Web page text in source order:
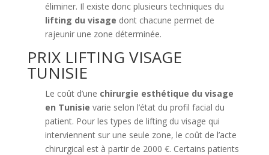
éliminer. Il existe donc plusieurs techniques du
lifting du visage dont chacune permet de
rajeunir une zone déterminée.
PRIX LIFTING VISAGE
TUNISIE
Le coût d’une chirurgie esthétique du visage
en Tunisie varie selon l’état du profil facial du
patient. Pour les types de lifting du visage qui
interviennent sur une seule zone, le coût de l’acte
chirurgical est à partir de 2000 €. Certains patients